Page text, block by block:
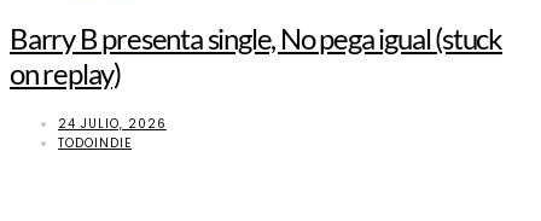
Barry B presenta single, No pega igual (stuck
on replay)
24 JULIO, 2026
TODOINDIE